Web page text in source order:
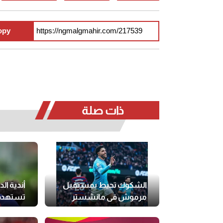
ذات صلة
الشكوك تحيط بمستقبل
مرموش في مانشستر
سيتي
أندية